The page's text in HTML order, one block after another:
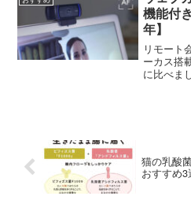
機能付
年】
リモート
ーカス搭
に比べま
猫の乳酸
おすすめ3